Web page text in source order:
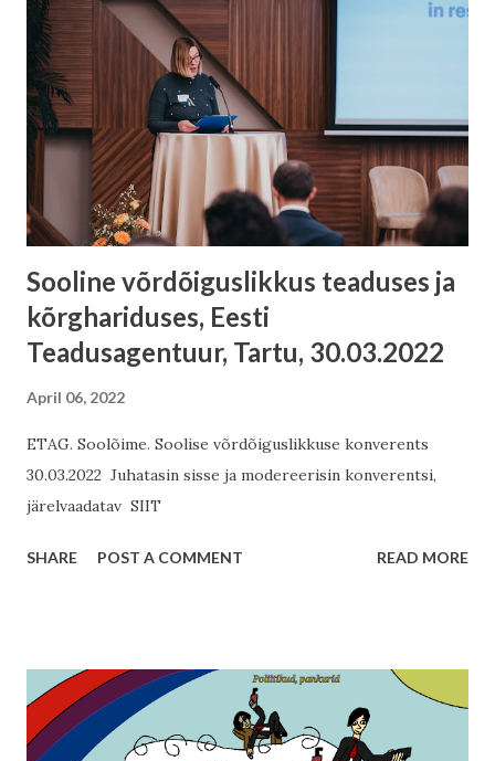
Sooline võrdõiguslikkus teaduses ja
kõrghariduses, Eesti
Teadusagentuur, Tartu, 30.03.2022
April 06, 2022
ETAG. Soolõime. Soolise võrdõiguslikkuse konverents
30.03.2022 Juhatasin sisse ja modereerisin konverentsi,
järelvaadatav SIIT
SHARE POST A COMMENT READ MORE